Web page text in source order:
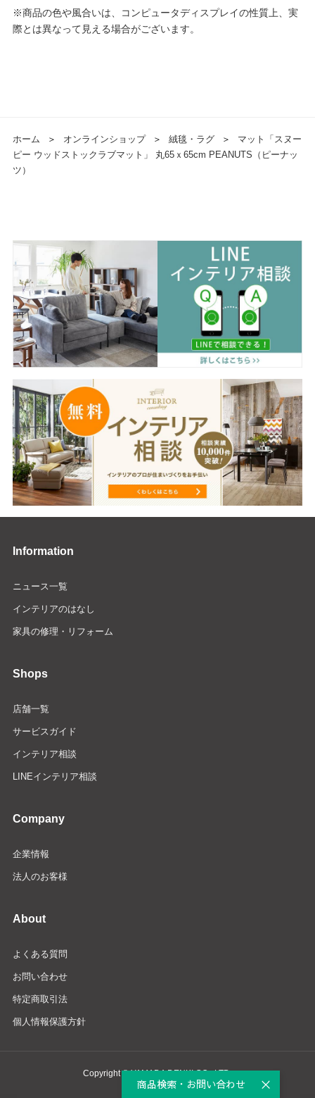
※商品の色や風合いは、コンピュータディスプレイの性質上、実
際とは異なって見える場合がございます。
ホーム ＞ オンラインショップ ＞ 絨毯・ラグ ＞
マット「スヌー
ピー ウッドストックラブマット」 丸65ｘ65cm PEANUTS（ピーナッ
ツ）
Information
ニュース一覧
インテリアのはなし
家具の修理・リフォーム
Shops
店舗一覧
サービスガイド
インテリア相談
LINEインテリア相談
Company
企業情報
法人のお客様
About
よくある質問
お問い合わせ
特定商取引法
個人情報保護方針
Copyright © YAMADA DENKI CO., LTD.
商品検索・お問い合わせ